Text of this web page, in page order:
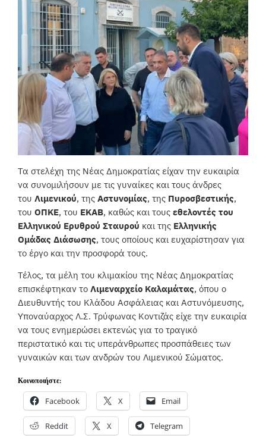
Τα στελέχη της Νέας Δημοκρατίας είχαν την ευκαιρία
να συνομιλήσουν με τις γυναίκες και τους άνδρες
τουΛιμενικού, τηςΑστυνομίας, της Πυροσβεστικής,
τουΟΠΚΕ, του ΕΚΑΒ, καθώς και τουςεθελοντές του
Ελληνικού Ερυθρού Σταυρού και της Ελληνικής
Ομάδας Διάσωσης, τους οποίους και ευχαρίστησαν για
το έργο και την προσφορά τους.
Τέλος, τα μέλη του κλιμακίου της Νέας Δημοκρατίας
επισκέφτηκαν τοΛιμεναρχείο Καλαμάτας, όπου ο
Διευθυντής του Κλάδου Ασφάλειας και Αστυνόμευσης,
Υποναύαρχος Λ.Σ. Τρύφωνας Κοντιζάς είχε την ευκαιρία
να τους ενημερώσει εκτενώς για το τραγικό
περιστατικό και τις υπεράνθρωπες προσπάθειες των
γυναικών και των ανδρών του Λιμενικού Σώματος.
Κοινοποιήστε:
Facebook X Email
Reddit X Telegram